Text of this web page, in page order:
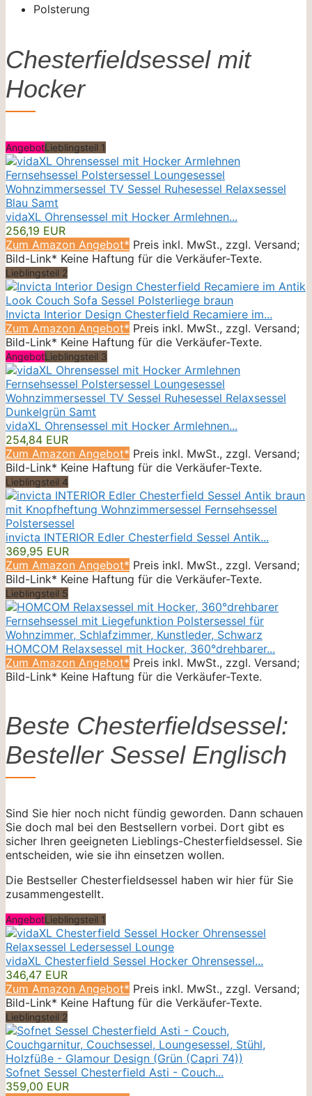
Polsterung
Chesterfieldsessel mit
Hocker
AngebotLieblingsteil 1
vidaXL Ohrensessel mit Hocker Armlehnen...
256,19 EUR
Zum Amazon Angebot* Preis inkl. MwSt., zzgl. Versand;
Bild-Link* Keine Haftung für die Verkäufer-Texte.
Lieblingsteil 2
Invicta Interior Design Chesterfield Recamiere im...
Zum Amazon Angebot* Preis inkl. MwSt., zzgl. Versand;
Bild-Link* Keine Haftung für die Verkäufer-Texte.
AngebotLieblingsteil 3
vidaXL Ohrensessel mit Hocker Armlehnen...
254,84 EUR
Zum Amazon Angebot* Preis inkl. MwSt., zzgl. Versand;
Bild-Link* Keine Haftung für die Verkäufer-Texte.
Lieblingsteil 4
invicta INTERIOR Edler Chesterfield Sessel Antik...
369,95 EUR
Zum Amazon Angebot* Preis inkl. MwSt., zzgl. Versand;
Bild-Link* Keine Haftung für die Verkäufer-Texte.
Lieblingsteil 5
HOMCOM Relaxsessel mit Hocker, 360°drehbarer...
Zum Amazon Angebot* Preis inkl. MwSt., zzgl. Versand;
Bild-Link* Keine Haftung für die Verkäufer-Texte.
Beste Chesterfieldsessel:
Besteller Sessel Englisch
Sind Sie hier noch nicht fündig geworden. Dann schauen
Sie doch mal bei den Bestsellern vorbei. Dort gibt es
sicher Ihren geeigneten Lieblings-Chesterfieldsessel. Sie
entscheiden, wie sie ihn einsetzen wollen.
Die Bestseller Chesterfieldsessel haben wir hier für Sie
zusammengestellt.
AngebotLieblingsteil 1
vidaXL Chesterfield Sessel Hocker Ohrensessel...
346,47 EUR
Zum Amazon Angebot* Preis inkl. MwSt., zzgl. Versand;
Bild-Link* Keine Haftung für die Verkäufer-Texte.
Lieblingsteil 2
Sofnet Sessel Chesterfield Asti - Couch...
359,00 EUR